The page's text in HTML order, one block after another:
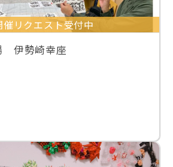
催リクエスト受付中
伊勢崎幸座